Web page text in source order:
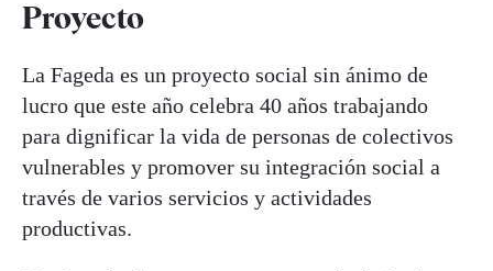
Proyecto
La Fageda es un proyecto social sin ánimo de
lucro que este año celebra 40 años trabajando
para dignificar la vida de personas de colectivos
vulnerables y promover su integración social a
través de varios servicios y actividades
productivas.